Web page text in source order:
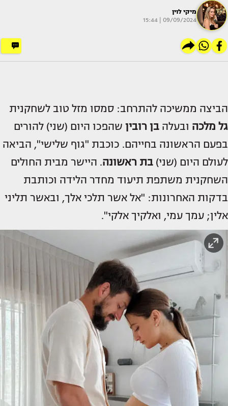
מיקי לוין
09/09/2024 | 15:44
הביצה ממשיכה להתרחב: סמסו מזל טוב לשחקנית
גל מלכה ובעלה בן רובין שהפכו היום (שני) להורים
בפעם הראשונה בחייהם. כוכבת "גוף שלישי", הביאה
לעולם היום (שני) בת ראשונה. היישר מבית החולים
השחקנית משתפת תיעוד מחדר הלידה וכותבת
בדקות האחרונות: "אל אשר תלכי אלך, ובאשר תליני
אלין; עמך עמי, ואלקיך אלקי".